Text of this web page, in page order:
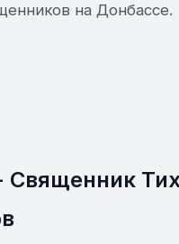
на Донбассе.